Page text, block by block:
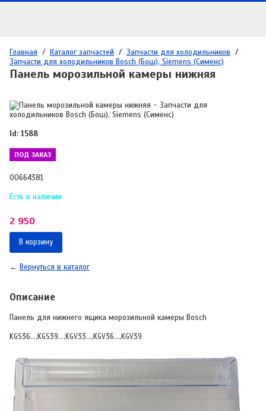
Главная / Каталог запчастей / Запчасти для холодильников /
Запчасти для холодильников Bosch (Бош), Siemens (Сименс)
Панель морозильной камеры нижняя
Id: 1588
ПОД ЗАКАЗ
00664381
Есть в наличии
2 950
В корзину
← Вернуться в каталог
Описание
Панель для нижнего ящика морозильной камеры Bosch
KGS36...,KGS39...,KGV33...,KGV36...,KGV39